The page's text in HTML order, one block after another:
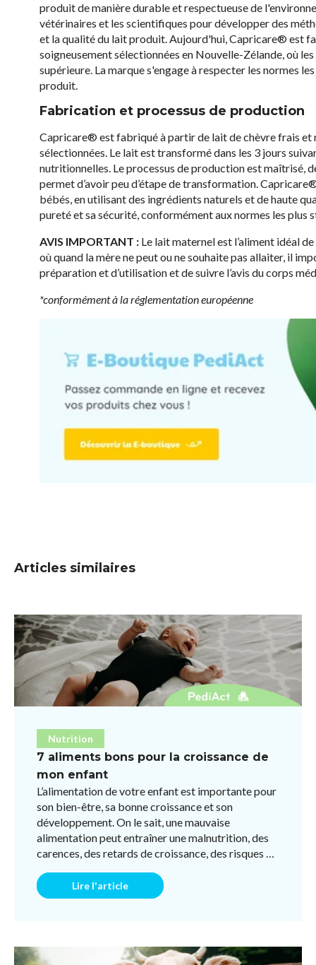
produit de manière durable et respectueuse de
vétérinaires et les scientifiques pour développer des
et la qualité du lait produit. Aujourd'hui, Capricare® est
soigneusement sélectionnées en Nouvelle-Zélande, où
supérieure. La marque s'engage à respecter les normes
produit.
Fabrication et processus de production
Capricare® est fabriqué à partir de lait de chèvre frais
sélectionnées. Le lait est transformé dans les 3 jours
nutritionnelles. Le processus de production est maîtrisé,
permet d’avoir peu d’étape de transformation.
bébés, en utilisant des ingrédients naturels et de haute
pureté et sa sécurité, conformément aux normes les
AVIS IMPORTANT : Le lait maternel est l’aliment idéal
où quand la mère ne peut ou ne souhaite pas allaiter, il
préparation et d’utilisation et de suivre l’avis du corps
*conformément à la réglementation européenne
Articles similaires
Nutrition
7 aliments bons pour la croissance de
mon enfant
L’alimentation de votre enfant est importante pour
son bien-être, sa bonne croissance et son
développement. On le sait, une mauvaise
alimentation peut entraîner une malnutrition, des
carences, des retards de croissance, des risques de
Lire l'article